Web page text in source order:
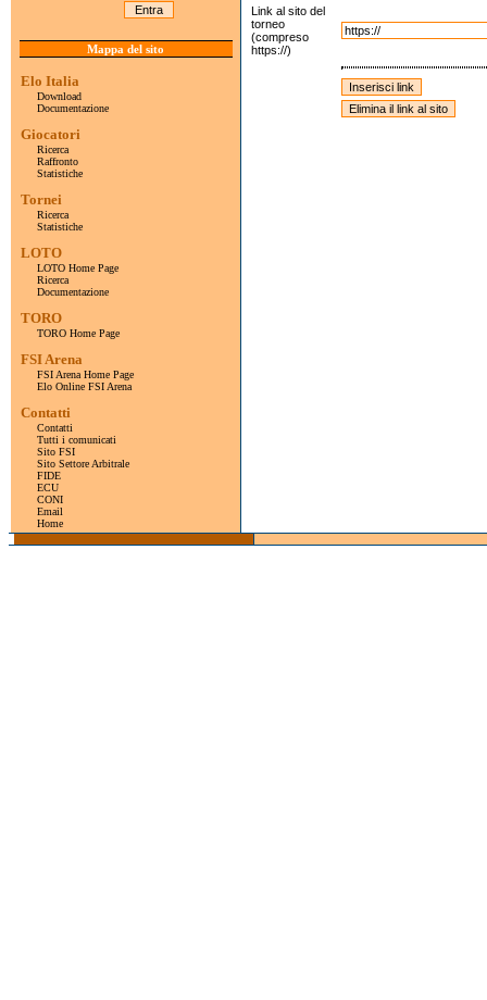
Mappa del sito
Elo Italia
Download
Documentazione
Giocatori
Ricerca
Raffronto
Statistiche
Tornei
Ricerca
Statistiche
LOTO
LOTO Home Page
Ricerca
Documentazione
TORO
TORO Home Page
FSI Arena
FSI Arena Home Page
Elo Online FSI Arena
Contatti
Contatti
Tutti i comunicati
Sito FSI
Sito Settore Arbitrale
FIDE
ECU
CONI
Email
Home
Link al sito del
torneo
(compreso
https://)